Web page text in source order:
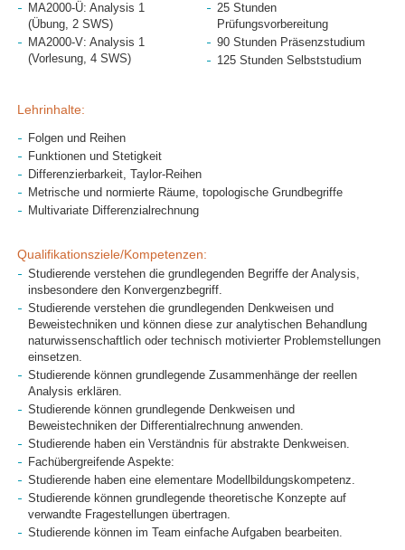
MA2000-Ü: Analysis 1
(Übung, 2 SWS)
MA2000-V: Analysis 1
(Vorlesung, 4 SWS)
25 Stunden
Prüfungsvorbereitung
90 Stunden Präsenzstudium
125 Stunden Selbststudium
Lehrinhalte:
Folgen und Reihen
Funktionen und Stetigkeit
Differenzierbarkeit, Taylor-Reihen
Metrische und normierte Räume, topologische Grundbegriffe
Multivariate Differenzialrechnung
Qualifikationsziele/Kompetenzen:
Studierende verstehen die grundlegenden Begriffe der Analysis,
insbesondere den Konvergenzbegriff.
Studierende verstehen die grundlegenden Denkweisen und
Beweistechniken und können diese zur analytischen Behandlung
naturwissenschaftlich oder technisch motivierter Problemstellungen
einsetzen.
Studierende können grundlegende Zusammenhänge der reellen
Analysis erklären.
Studierende können grundlegende Denkweisen und
Beweistechniken der Differentialrechnung anwenden.
Studierende haben ein Verständnis für abstrakte Denkweisen.
Fachübergreifende Aspekte:
Studierende haben eine elementare Modellbildungskompetenz.
Studierende können grundlegende theoretische Konzepte auf
verwandte Fragestellungen übertragen.
Studierende können im Team einfache Aufgaben bearbeiten.